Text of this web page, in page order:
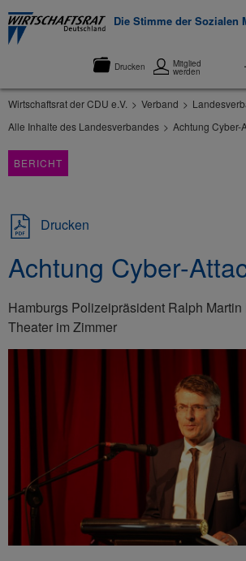
Die Stimme der Sozialen
Drucken Mitglied
werden
Wirtschaftsrat der CDU e.V. Verband
Alle Inhalte des Landesverbandes
Achtung Cyber-
BERICHT
Drucken
Achtung Cyber-
Hamburgs Polizeipräsident Ralph Martin
Theater im Zimmer